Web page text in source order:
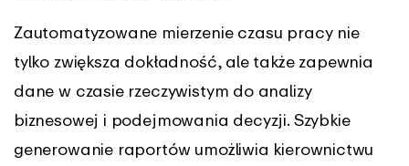
Zautomatyzowane mierzenie czasu pracy nie
tylko zwiększa dokładność, ale także zapewnia
dane w czasie rzeczywistym do analizy
biznesowej i podejmowania decyzji. Szybkie
generowanie raportów umożliwia kierownictwu